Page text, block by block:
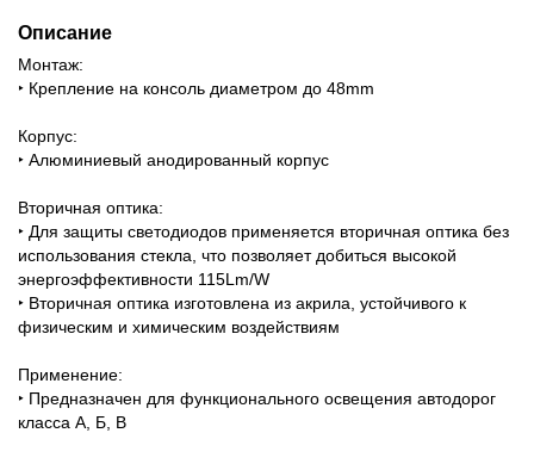
Описание
Монтаж:
‣ Крепление на консоль диаметром до 48mm
Корпус:
‣ Алюминиевый анодированный корпус
Вторичная оптика:
‣ Для защиты светодиодов применяется вторичная оптика без
использования стекла, что позволяет добиться высокой
энергоэффективности 115Lm/W
‣ Вторичная оптика изготовлена из акрила, устойчивого к
физическим и химическим воздействиям
Применение:
‣ Предназначен для функционального освещения автодорог
класса A, Б, В